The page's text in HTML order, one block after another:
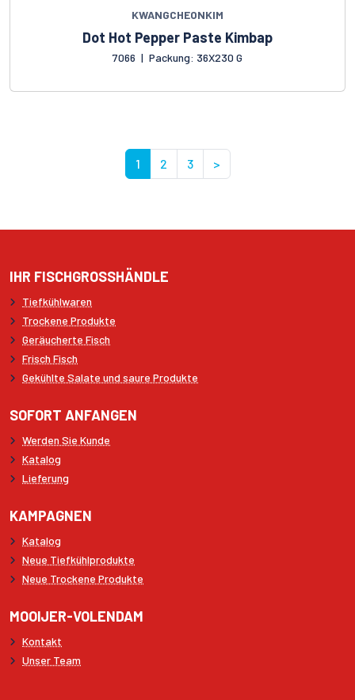
KWANGCHEONKIM
Dot Hot Pepper Paste Kimbap
7066 | Packung: 36X230 G
1 2 3 >
IHR FISCHGROSSHÄNDLE
Tiefkühlwaren
Trockene Produkte
Geräucherte Fisch
Frisch Fisch
Gekühlte Salate und saure Produkte
SOFORT ANFANGEN
Werden Sie Kunde
Katalog
Lieferung
KAMPAGNEN
Katalog
Neue Tiefkühlprodukte
Neue Trockene Produkte
MOOIJER-VOLENDAM
Kontakt
Unser Team